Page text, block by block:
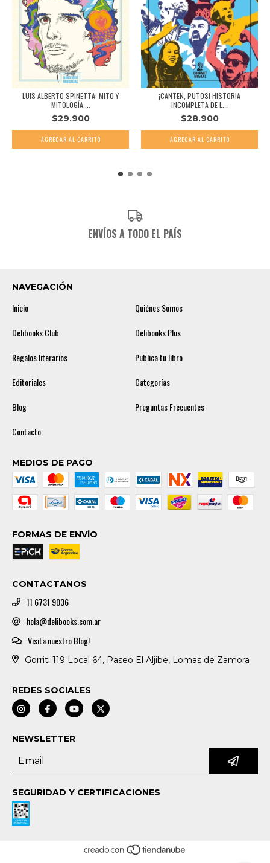
LUIS ALBERTO SPINETTA: MITO Y
MITOLOGÍA,...
$29.900
¡CANTEN, PUTOS! HISTORIA
INCOMPLETA DE L...
$28.900
ENVÍOS A TODO EL PAÍS
NAVEGACIÓN
Inicio
Quiénes Somos
Delibooks Club
Delibooks Plus
Regalos literarios
Publica tu libro
Editoriales
Categorías
Blog
Preguntas Frecuentes
Contacto
MEDIOS DE PAGO
FORMAS DE ENVÍO
CONTACTANOS
11 6731 9036
hola@delibooks.com.ar
Visita nuestro Blog!
Gorriti 119 Local 64, Paseo El Aljibe, Lomas de Zamora
REDES SOCIALES
NEWSLETTER
SEGURIDAD Y CERTIFICACIONES